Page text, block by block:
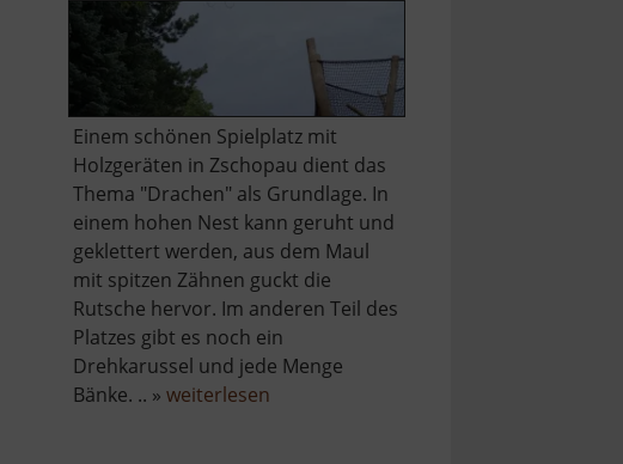
Einem schönen Spielplatz mit
Holzgeräten in Zschopau dient das
Thema "Drachen" als Grundlage. In
einem hohen Nest kann geruht und
geklettert werden, aus dem Maul
mit spitzen Zähnen guckt die
Rutsche hervor. Im anderen Teil des
Platzes gibt es noch ein
Drehkarussel und jede Menge
Bänke. .. » weiterlesenüber